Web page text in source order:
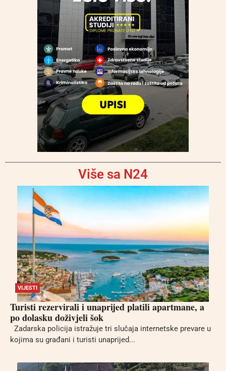
Više sa N24
VIJESTI
Turisti rezervirali i unaprijed platili apartmane, a
po dolasku doživjeli šok
Zadarska policija istražuje tri slučaja internetske prevare u
kojima su građani i turisti unaprijed...